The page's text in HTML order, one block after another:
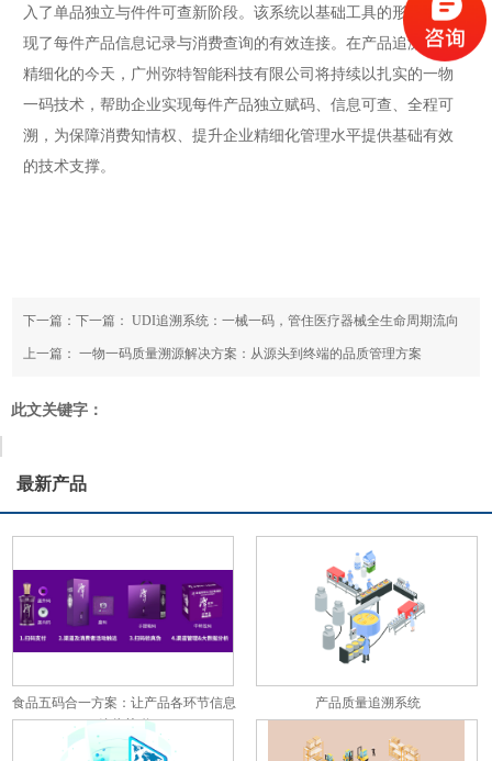
入了单品独立与件件可查新阶段。该系统以基础工具的形式，实
现了每件产品信息记录与消费查询的有效连接。在产品追溯要求
精细化的今天，广州弥特智能科技有限公司将持续以扎实的一物
一码技术，帮助企业实现每件产品独立赋码、信息可查、全程可
溯，为保障消费知情权、提升企业精细化管理水平提供基础有效
的技术支撑。
下一篇：下一篇：UDI追溯系统：一械一码，管住医疗器械全生命周期流向
上一篇：一物一码质量溯源解决方案：从源头到终端的品质管理方案
此文关键字：
最新产品
食品五码合一方案：让产品各环节信息
彼此关联
产品质量追溯系统